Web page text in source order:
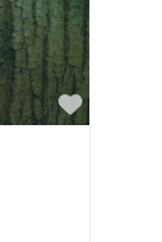
Favorit